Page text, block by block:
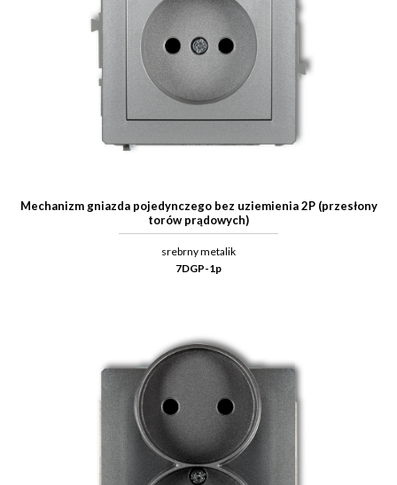
Mechanizm gniazda pojedynczego bez uziemienia 2P (przesłony
torów prądowych)
srebrny metalik
7DGP-1p